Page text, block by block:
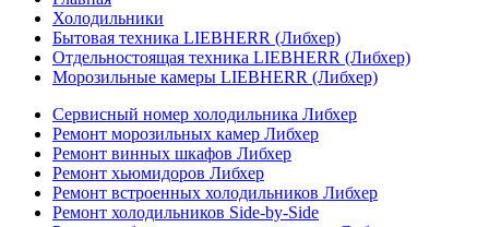
Холодильники
Бытовая техника LIEBHERR (Либхер)
Отдельностоящая техника LIEBHERR (Либхер)
Морозильные камеры LIEBHERR (Либхер)
Сервисный номер холодильника Либхер
Ремонт морозильных камер Либхер
Ремонт винных шкафов Либхер
Ремонт хьюмидоров Либхер
Ремонт встроенных холодильников Либхер
Ремонт холодильников Side-by-Side